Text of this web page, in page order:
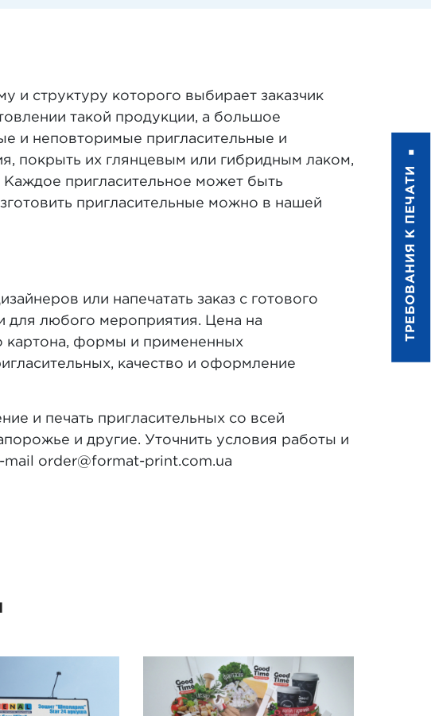
и структуру которого выбирает заказчик
такой продукции, а большое
и неповторимые пригласительные и
покрыть их глянцевым или гибридным лаком,
пригласительное может быть
пригласительные можно в нашей
или напечатать заказ с готового
для любого мероприятия. Цена на
картона, формы и примененных
качество и оформление
и печать пригласительных со всей
и другие. Уточнить условия работы и
order@format-print.com.ua
ТРЕБОВАНИЯ К ПЕЧАТИ